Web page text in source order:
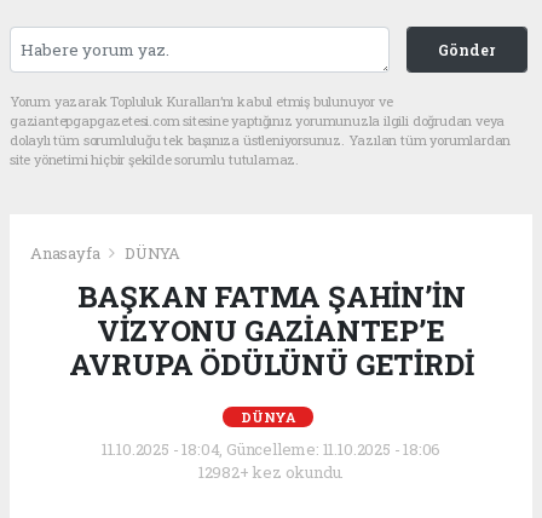
Gönder
Yorum yazarak Topluluk Kuralları’nı kabul etmiş bulunuyor ve
gaziantepgapgazetesi.com sitesine yaptığınız yorumunuzla ilgili doğrudan veya
dolaylı tüm sorumluluğu tek başınıza üstleniyorsunuz. Yazılan tüm yorumlardan
site yönetimi hiçbir şekilde sorumlu tutulamaz.
Anasayfa DÜNYA
BAŞKAN FATMA ŞAHİN’İN
VİZYONU GAZİANTEP’E
AVRUPA ÖDÜLÜNÜ GETİRDİ
DÜNYA
11.10.2025 - 18:04, Güncelleme: 11.10.2025 - 18:06
12982+ kez okundu.